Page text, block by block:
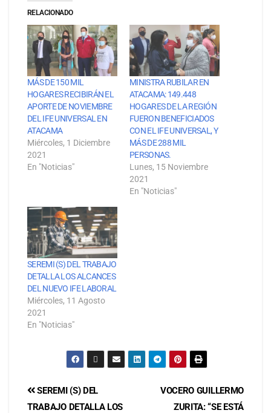
RELACIONADO
MÁS DE 150 MIL
HOGARES RECIBIRÁN EL
APORTE DE NOVIEMBRE
DEL IFE UNIVERSAL EN
ATACAMA
Miércoles, 1 Diciembre
2021
En "Noticias"
MINISTRA RUBILAR EN
ATACAMA: 149.448
HOGARES DE LA REGIÓN
FUERON BENEFICIADOS
CON EL IFE UNIVERSAL, Y
MÁS DE 288 MIL
PERSONAS.
Lunes, 15 Noviembre
2021
En "Noticias"
SEREMI (S) DEL TRABAJO
DETALLA LOS ALCANCES
DEL NUEVO IFE LABORAL
Miércoles, 11 Agosto
2021
En "Noticias"
VOCERO GUILLERMO
ZURITA: “SE ESTÁ
SEREMI (S) DEL
TRABAJO DETALLA LOS